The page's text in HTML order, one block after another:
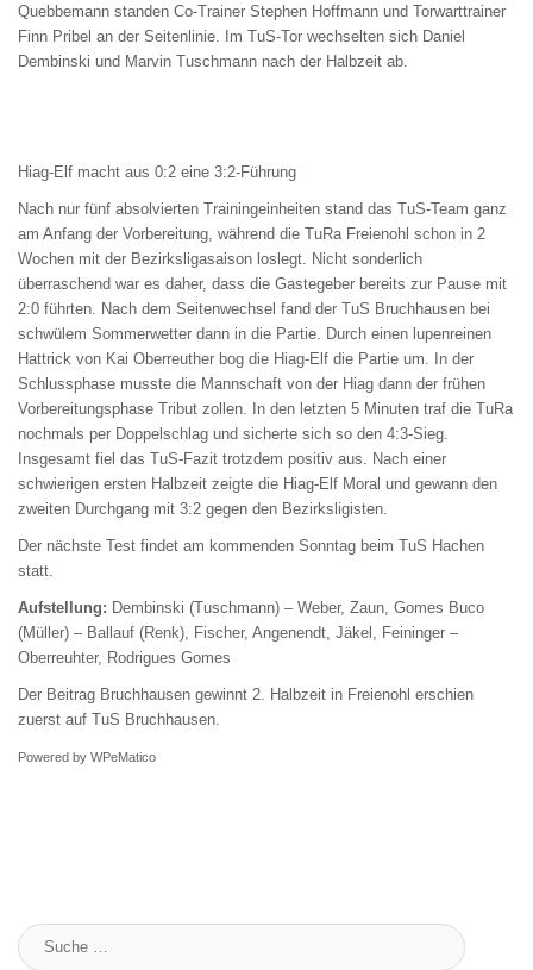
Quebbemann standen Co-Trainer Stephen Hoffmann und Torwarttrainer
Finn Pribel an der Seitenlinie. Im TuS-Tor wechselten sich Daniel
Dembinski und Marvin Tuschmann nach der Halbzeit ab.
Hiag-Elf macht aus 0:2 eine 3:2-Führung
Nach nur fünf absolvierten Trainingeinheiten stand das TuS-Team ganz
am Anfang der Vorbereitung, während die TuRa Freienohl schon in 2
Wochen mit der Bezirksligasaison loslegt. Nicht sonderlich
überraschend war es daher, dass die Gastegeber bereits zur Pause mit
2:0 führten. Nach dem Seitenwechsel fand der TuS Bruchhausen bei
schwülem Sommerwetter dann in die Partie. Durch einen lupenreinen
Hattrick von Kai Oberreuther bog die Hiag-Elf die Partie um. In der
Schlussphase musste die Mannschaft von der Hiag dann der frühen
Vorbereitungsphase Tribut zollen. In den letzten 5 Minuten traf die TuRa
nochmals per Doppelschlag und sicherte sich so den 4:3-Sieg.
Insgesamt fiel das TuS-Fazit trotzdem positiv aus. Nach einer
schwierigen ersten Halbzeit zeigte die Hiag-Elf Moral und gewann den
zweiten Durchgang mit 3:2 gegen den Bezirksligisten.
Der nächste Test findet am kommenden Sonntag beim TuS Hachen
statt.
Aufstellung: Dembinski (Tuschmann) – Weber, Zaun, Gomes Buco
(Müller) – Ballauf (Renk), Fischer, Angenendt, Jäkel, Feininger –
Oberreuhter, Rodrigues Gomes
Der Beitrag Bruchhausen gewinnt 2. Halbzeit in Freienohl erschien
zuerst auf TuS Bruchhausen
Powered by WPeMatico
Suche
: